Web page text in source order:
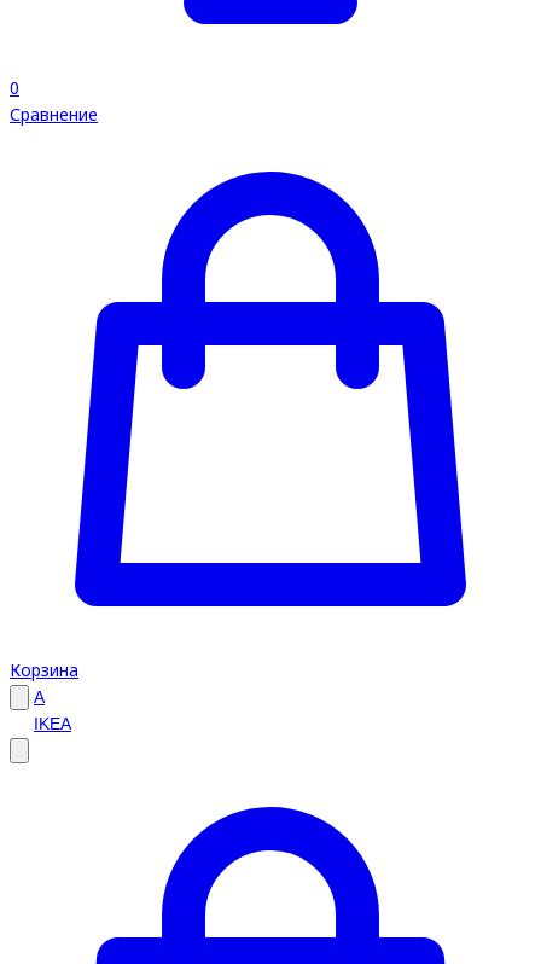
0
Сравнение
Корзина
A
IKEA